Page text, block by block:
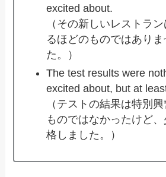
excited about.
（その新しいレストラ
るほどのものではありま
た。）
The test results were
excited about, but at
（テストの結果は特別
ものではなかったけど
格しました。）